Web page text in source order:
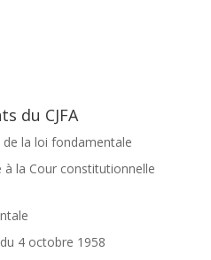
du CJFA
de la loi fondamentale
à la Cour constitutionnelle
4 octobre 1958